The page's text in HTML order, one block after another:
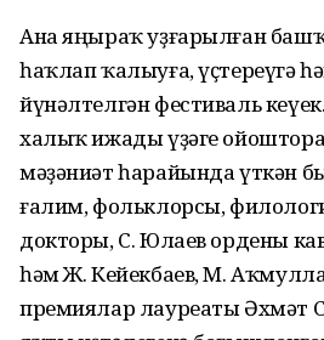
Ана яңыраҡ уҙғарылған
һаҡлап ҡалыуға, үҫтереүгә
йүнәлтелгән фестиваль
халыҡ ижады үҙәге
мәҙәниәт һарайында үткән
ғалим, фольклорсы,
докторы, С. Юлаев ордены
һәм Ж. Кейекбаев, М.
премиялар лауреаты Әхмәт